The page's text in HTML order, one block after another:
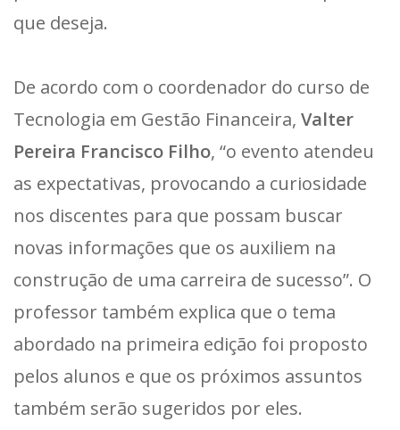
que deseja.
De acordo com o coordenador do curso de
Tecnologia em Gestão Financeira, Valter
Pereira Francisco Filho, “o evento atendeu
as expectativas, provocando a curiosidade
nos discentes para que possam buscar
novas informações que os auxiliem na
construção de uma carreira de sucesso”. O
professor também explica que o tema
abordado na primeira edição foi proposto
pelos alunos e que os próximos assuntos
também serão sugeridos por eles.